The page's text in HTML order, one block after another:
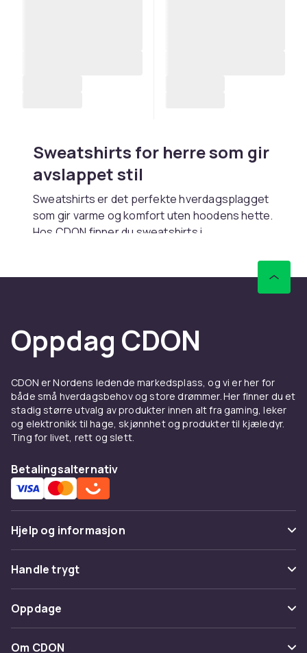
Sweatshirts for herre som gir
avslappet stil
Sweatshirts er det perfekte hverdagsplagget
som gir varme og komfort uten hoodens hette.
Hos CDON finner du sweatshirts i
modellen. Oversized modeller gir streetwear-
look. Slim fit gir en mer nedtonet silhuett.
Halvglidelås tilbyr temperaturregulering.
Materiale og kvalitet
Bomullsfleece med børstet innside gir mykhet
overgangssesonger. Økologisk bomull og
gjenvunnet polyester gjør det enklere å velge
Å bære sweatshirt
jakke som mellomlag. Med
hjemmebruk.
Kjøp sweatshirts på CDON
Utforsk
Oppdag CDON
CDON er Nordens ledende markedsplass, og vi er her for
både små hverdagsbehov og store drømmer. Her finner du et
stadig større utvalg av produkter innen alt fra gaming, leker
og elektronikk til hage, skjønnhet og produkter til kjæledyr.
Ting for livet, rett og slett.
Betalingsalternativ
Hjelp og informasjon
Vanlige spørsmål
Spor pakke
Angre & returner her
Kontakt oss
Handle trygt
Betaling
Levering
Oppdage
Kategorier
Om CDON